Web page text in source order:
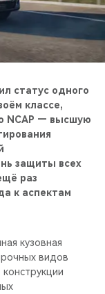
статус одного
классе,
NCAP — высшую
защиты всех
раз
к аспектам
кузовная
видов